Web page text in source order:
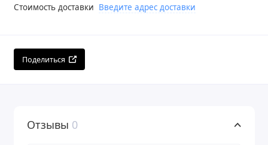
Стоимость доставки Введите адрес доставки
Поделиться
Отзывы 0